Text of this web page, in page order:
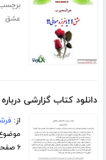
عشق
دانلود کتاب گزارشی
از:
۶ صفحه